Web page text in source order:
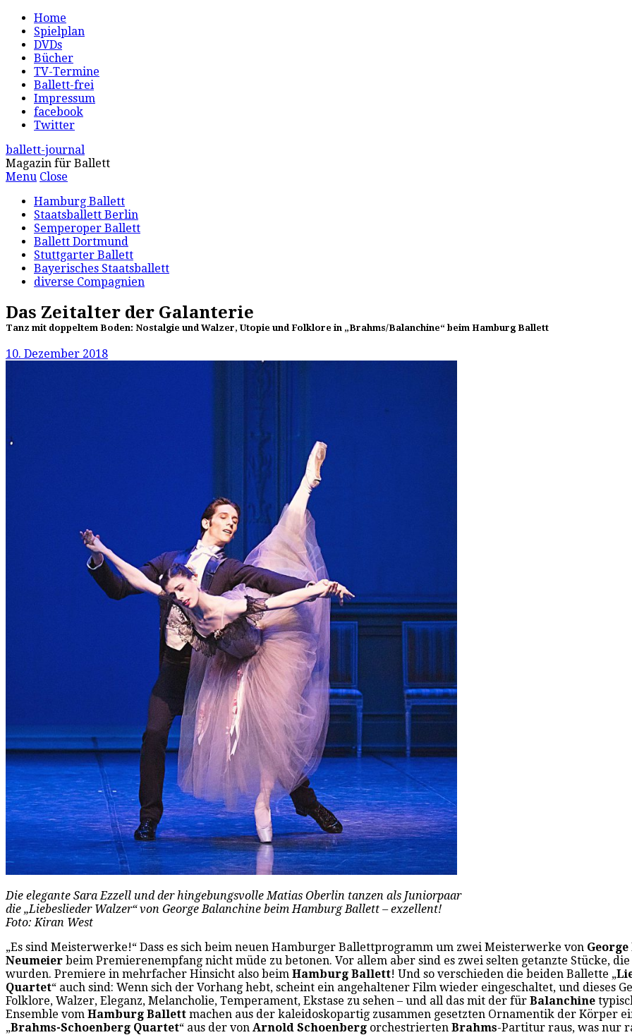
Home
Spielplan
DVDs
Bücher
TV-Termine
Ballett-frei
Impressum
facebook
Twitter
ballett-journal
Magazin für Ballett
Menu Close
Hamburg Ballett
Staatsballett Berlin
Semperoper Ballett
Ballett Dortmund
Stuttgarter Ballett
Bayerisches Staatsballett
diverse Compagnien
Das Zeitalter der Galanterie
Tanz mit doppeltem Boden: Nostalgie und Walzer, Utopie und Folklore in „Brahms/Balanchine“ beim Hamburg Ballett
10. Dezember 2018
Die elegante Sara Ezzell und der hingebungsvolle Matias Oberlin tanzen als Juniorpaar
die „Liebeslieder Walzer“ von George Balanchine beim Hamburg Ballett – exzellent!
Foto: Kiran West
„Es sind Meisterwerke!“ Dass es sich beim neuen Hamburger Ballettprogramm um zwei Meisterwerke von
Neumeier beim Premierenempfang nicht müde zu betonen. Vor allem aber sind es zwei selten getanzte Stücke,
wurden. Premiere in mehrfacher Hinsicht also beim Hamburg Ballett! Und so verschieden die beiden Ballette „
Quartet“ auch sind: Wenn sich der Vorhang hebt, scheint ein angehaltener Film wieder eingeschaltet, und dieses
Folklore, Walzer, Eleganz, Melancholie, Temperament, Ekstase zu sehen – und all das mit der für Balanchine
Ensemble vom Hamburg Ballett machen aus der kaleidoskopartig zusammen gesetzten Ornamentik der Körper
„Brahms-Schoenberg Quartet“ aus der von Arnold Schoenberg orchestrierten Brahms-Partitur raus, was nur